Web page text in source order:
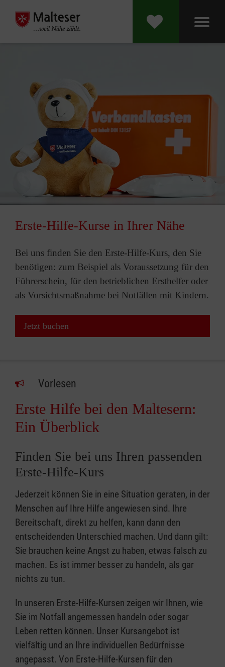
Erste-Hilfe-Kurse in Ihrer Nähe
Bei uns finden Sie den Erste-Hilfe-Kurs, den Sie
benötigen: zum Beispiel als Voraussetzung für den
Führerschein, für den betrieblichen Ersthelfer oder
als Vorsichtsmaßnahme bei Notfällen mit Kindern.
Jetzt buchen
Vorlesen
Erste Hilfe bei den Maltesern:
Ein Überblick
Finden Sie bei uns Ihren passenden
Erste-Hilfe-Kurs
Jederzeit können Sie in eine Situation geraten, in der
Menschen auf Ihre Hilfe angewiesen sind. Ihre
Bereitschaft, direkt zu helfen, kann dann den
entscheidenden Unterschied machen. Und dann gilt:
Sie brauchen keine Angst zu haben, etwas falsch zu
machen. Es ist immer besser zu handeln, als gar
nichts zu tun.
In unseren Erste-Hilfe-Kursen zeigen wir Ihnen, wie
Sie im Notfall angemessen handeln oder sogar
Leben retten können. Unser Kursangebot ist
vielfältig und an Ihre individuellen Bedürfnisse
angepasst. Von Erste-Hilfe-Kursen für den